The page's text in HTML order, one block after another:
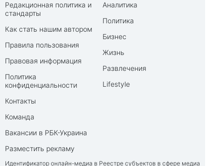
Редакционная политика и
стандарты
Как стать нашим автором
Правила пользования
Правовая информация
Политика
конфиденциальности
Контакты
Команда
Вакансии в РБК-Украина
Разместить рекламу
Аналитика
Политика
Бизнес
Жизнь
Развлечения
Lifestyle
Идентификатор онлайн-медиа в Реестре субъектов в сфере медиа